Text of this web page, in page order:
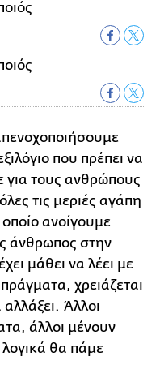
που πρέπει να
για τους ανθρώπους
τις μεριές αγάπη
ανοίγουμε
άνθρωπος στην
μάθει να λέει με
χρειάζεται
Άλλοι
άλλοι μένουν
λογικά θα πάμε